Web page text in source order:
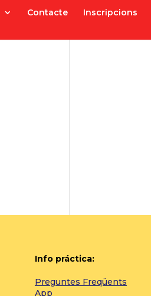
Contacte Inscripcions
Info práctica:
Preguntes Freqüents
App